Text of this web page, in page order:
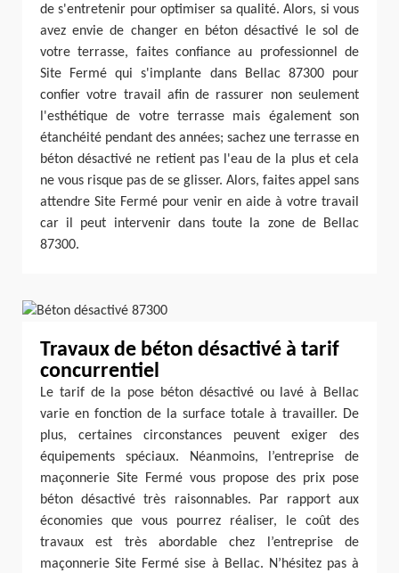
de s'entretenir pour optimiser sa qualité. Alors, si vous
avez envie de changer en béton désactivé le sol de
votre terrasse, faites confiance au professionnel de
Site Fermé qui s'implante dans Bellac 87300 pour
confier votre travail afin de rassurer non seulement
l'esthétique de votre terrasse mais également son
étanchéité pendant des années; sachez une terrasse en
béton désactivé ne retient pas l'eau de la plus et cela
ne vous risque pas de se glisser. Alors, faites appel sans
attendre Site Fermé pour venir en aide à votre travail
car il peut intervenir dans toute la zone de Bellac
87300.
Travaux de béton désactivé à tarif
concurrentiel
Le tarif de la pose béton désactivé ou lavé à Bellac
varie en fonction de la surface totale à travailler. De
plus, certaines circonstances peuvent exiger des
équipements spéciaux. Néanmoins, l’entreprise de
maçonnerie Site Fermé vous propose des prix pose
béton désactivé très raisonnables. Par rapport aux
économies que vous pourrez réaliser, le coût des
travaux est très abordable chez l’entreprise de
maçonnerie Site Fermé sise à Bellac. N’hésitez pas à